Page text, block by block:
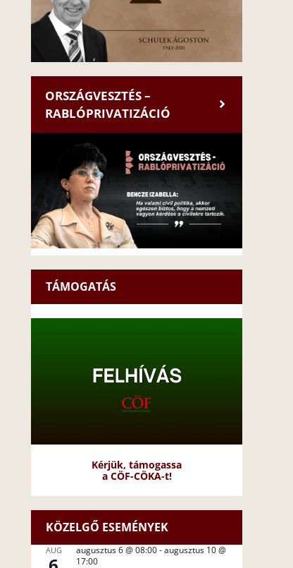
ORSZÁGVESZTÉS –
RABLÓPRIVATIZÁCIÓ
TÁMOGATÁS
Kérjük, támogassa
a CÖF-CÖKA-t!
KÖZELGŐ ESEMÉNYEK
AUG augusztus 6 @ 08:00-augusztus 10 @
17:00